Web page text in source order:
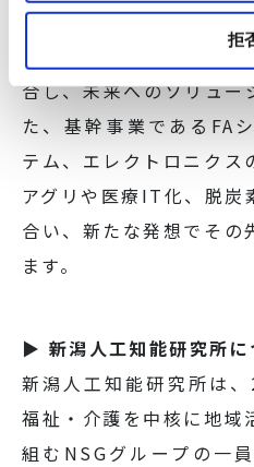
拒
へ進化し続けます。
企業様とのネットワーク
合し、未来へのソリュー
た、基幹事業であるFA
テム、エレクトロニクス
アグリや医療IT化、脱炭
合い、新たな発想でその
ます。
▶ 新潟人工知能研究所に
新潟人工知能研究所は
福祉・介護を中核に地域
組むNSGグループの一